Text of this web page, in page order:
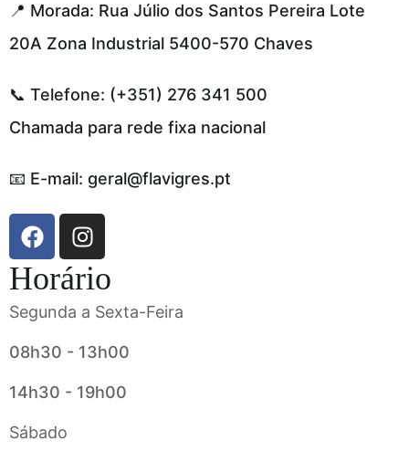
📍 Morada: Rua Júlio dos Santos Pereira Lote
20A Zona Industrial 5400-570 Chaves
📞 Telefone: (+351) 276 341 500
Chamada para rede fixa nacional
📧 E-mail: geral@flavigres.pt
Horário
Segunda a Sexta-Feira
08h30 - 13h00
14h30 - 19h00
Sábado